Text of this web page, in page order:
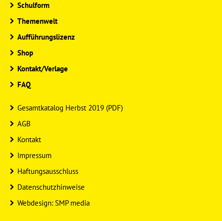
Schulform
Themenwelt
Aufführungslizenz
Shop
Kontakt/Verlage
FAQ
Gesamtkatalog Herbst 2019 (PDF)
AGB
Kontakt
Impressum
Haftungsausschluss
Datenschutzhinweise
Webdesign: SMP media